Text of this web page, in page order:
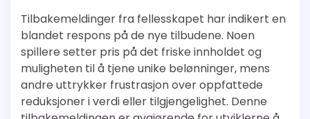
Tilbakemeldinger fra fellesskapet har indikert en
blandet respons på de nye tilbudene. Noen
spillere setter pris på det friske innholdet og
muligheten til å tjene unike belønninger, mens
andre uttrykker frustrasjon over oppfattede
reduksjoner i verdi eller tilgjengelighet. Denne